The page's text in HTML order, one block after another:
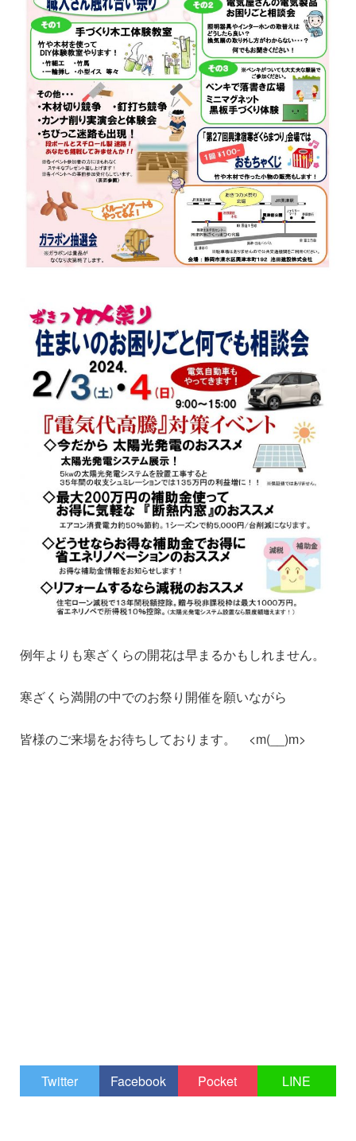
例年よりも寒ざくらの開花は早まるかもしれません。
寒ざくら満開の中でのお祭り開催を願いながら
皆様のご来場をお待ちしております。 <m(__)m>
Twitter Facebook Pocket LINE